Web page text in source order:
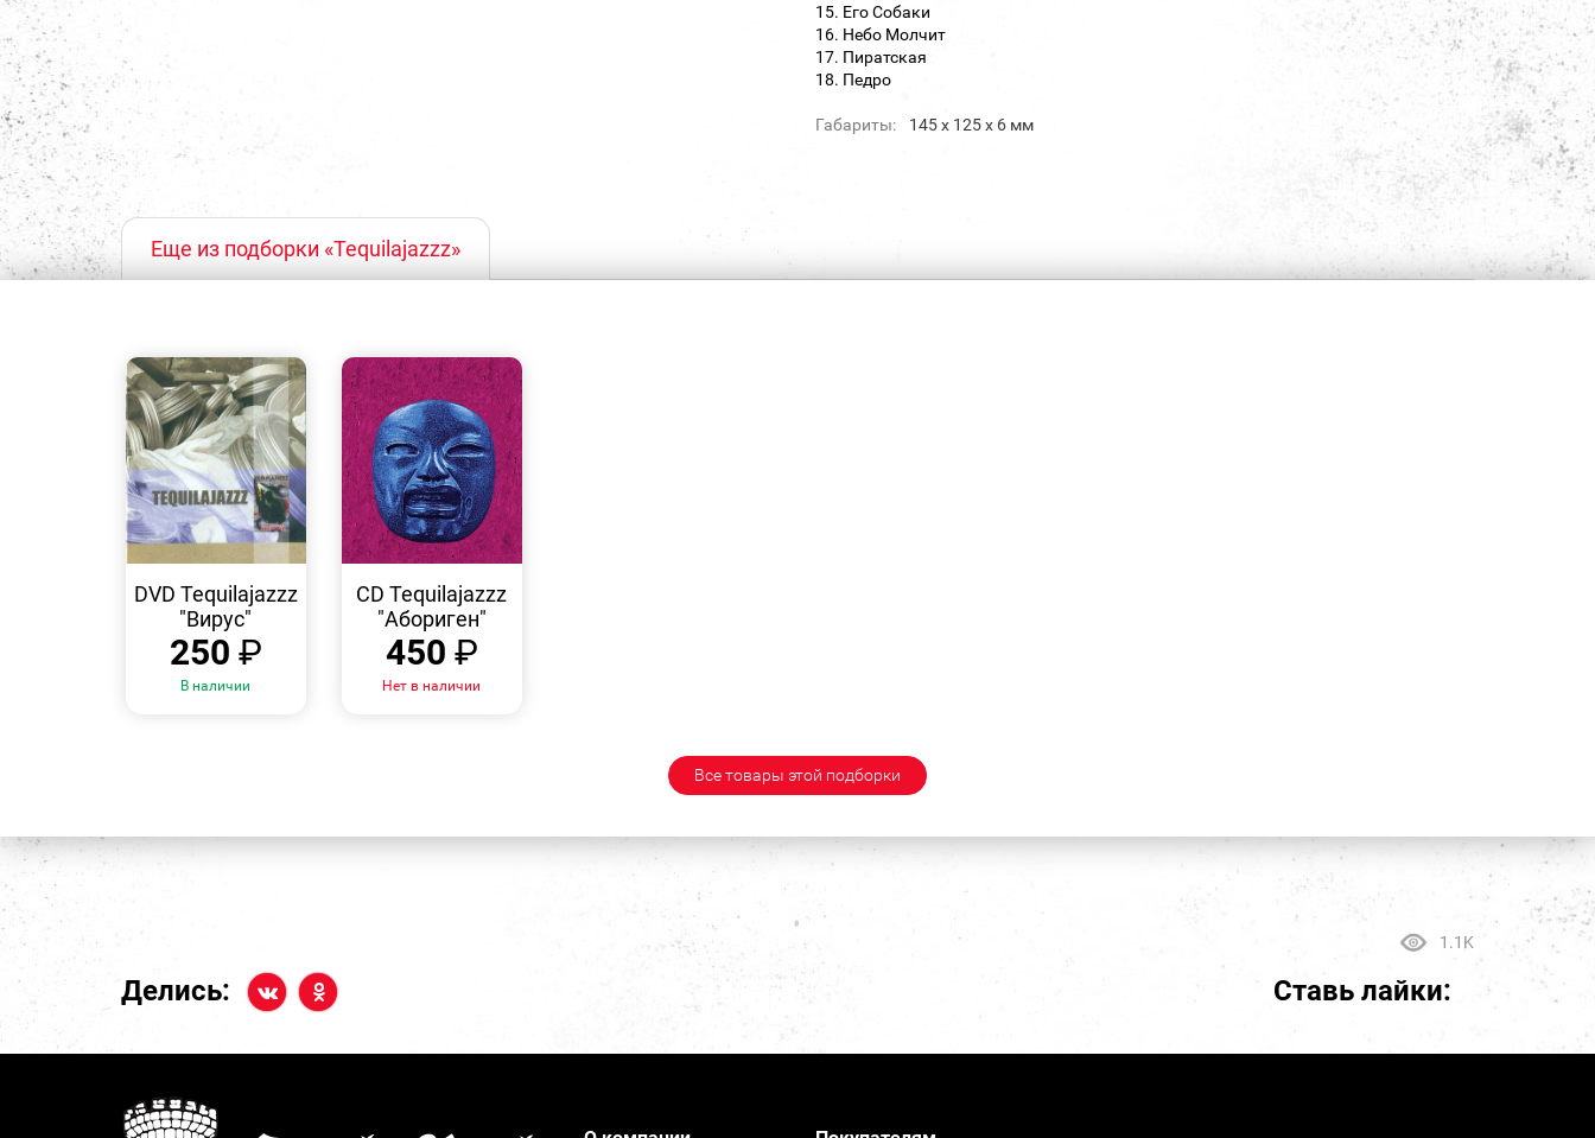
15. Его Собаки
16. Небо Молчит
17. Пиратская
18. Педро
Габариты: 145 х 125 х 6 мм
Еще из подборки «Tequilajazzz»
ПРОСМОТР
DVD Tequilajazzz
"Вирус"
250 ₽
В наличии
ПРОСМОТР
CD Tequilajazzz
"Абориген"
450 ₽
Нет в наличии
Все товары этой подборки
1.1K
Делись: Ставь лайки: